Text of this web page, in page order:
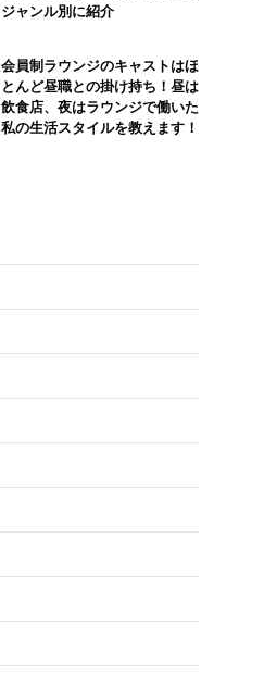
ジャンル別に紹介
会員制ラウンジのキャストはほ
とんど昼職との掛け持ち！昼は
飲食店、夜はラウンジで働いた
私の生活スタイルを教えます！